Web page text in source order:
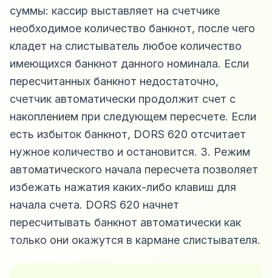
суммы: кассир выставляет на счетчике
необходимое количество банкнот, после чего
кладет на слистыватель любое количество
имеющихся банкнот данного номинала. Если
пересчитанных банкнот недостаточно,
счетчик автоматически продолжит счет с
накоплением при следующем пересчете. Если
есть избыток банкнот, DORS 620 отсчитает
нужное количество и остановится. 3. Режим
автоматического начала пересчета позволяет
избежать нажатия каких-либо клавиш для
начала счета. DORS 620 начнет
пересчитывать банкнот автоматически как
только они окажутся в кармане слистывателя.